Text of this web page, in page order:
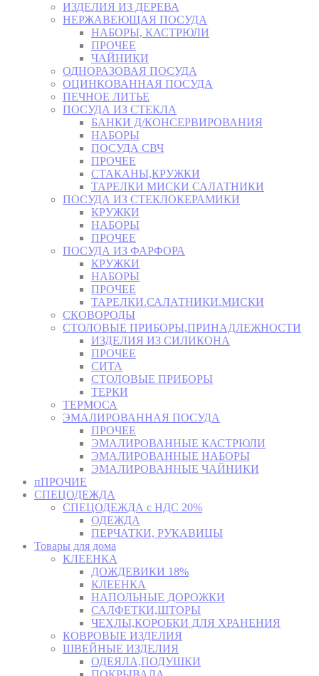
ИЗДЕЛИЯ ИЗ ДЕРЕВА
НЕРЖАВЕЮЩАЯ ПОСУДА
НАБОРЫ, КАСТРЮЛИ
ПРОЧЕЕ
ЧАЙНИКИ
ОДНОРАЗОВАЯ ПОСУДА
ОЦИНКОВАННАЯ ПОСУДА
ПЕЧНОЕ ЛИТЬЕ
ПОСУДА ИЗ СТЕКЛА
БАНКИ Д/КОНСЕРВИРОВАНИЯ
НАБОРЫ
ПОСУДА СВЧ
ПРОЧЕЕ
СТАКАНЫ,КРУЖКИ
ТАРЕЛКИ МИСКИ САЛАТНИКИ
ПОСУДА ИЗ СТЕКЛОКЕРАМИКИ
КРУЖКИ
НАБОРЫ
ПРОЧЕЕ
ПОСУДА ИЗ ФАРФОРА
КРУЖКИ
НАБОРЫ
ПРОЧЕЕ
ТАРЕЛКИ.САЛАТНИКИ.МИСКИ
СКОВОРОДЫ
СТОЛОВЫЕ ПРИБОРЫ,ПРИНАДЛЕЖНОСТИ
ИЗДЕЛИЯ ИЗ СИЛИКОНА
ПРОЧЕЕ
СИТА
СТОЛОВЫЕ ПРИБОРЫ
ТЕРКИ
ТЕРМОСА
ЭМАЛИРОВАННАЯ ПОСУДА
ПРОЧЕЕ
ЭМАЛИРОВАННЫЕ КАСТРЮЛИ
ЭМАЛИРОВАННЫЕ НАБОРЫ
ЭМАЛИРОВАННЫЕ ЧАЙНИКИ
пПРОЧИЕ
СПЕЦОДЕЖДА
СПЕЦОДЕЖДА с НДС 20%
ОДЕЖДА
ПЕРЧАТКИ, РУКАВИЦЫ
Товары для дома
КЛЕЕНКА
ДОЖДЕВИКИ 18%
КЛЕЕНКА
НАПОЛЬНЫЕ ДОРОЖКИ
САЛФЕТКИ,ШТОРЫ
ЧЕХЛЫ,КОРОБКИ ДЛЯ ХРАНЕНИЯ
КОВРОВЫЕ ИЗДЕЛИЯ
ШВЕЙНЫЕ ИЗДЕЛИЯ
ОДЕЯЛА,ПОДУШКИ